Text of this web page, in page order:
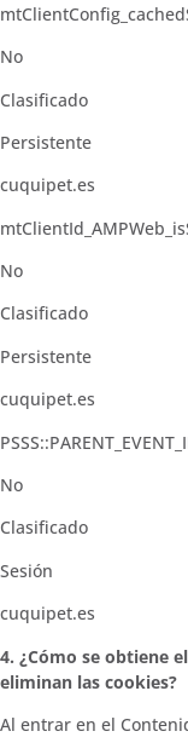
No
Clasificado
Persistente
cuquipet.es
No
Clasificado
Persistente
cuquipet.es
No
Clasificado
Sesión
cuquipet.es
4. ¿Cómo se obtiene
eliminan las cookies?
Al entrar en el